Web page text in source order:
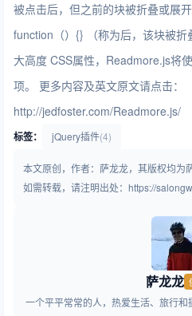
被点击后，但之前的块被折叠或展
function（）{} （称为后，该块被
大高度 CSS属性，Readmore.js将
项。 更多内容及英文原文请点击：
http://jedfoster.com/Readmore.js/
标签： jQuery插件(4)
本文原创，作者：萨龙龙，其版权均为
如需转载，请注明出处：https://
萨龙龙
一个平平常常的人，热爱生活、旅行和